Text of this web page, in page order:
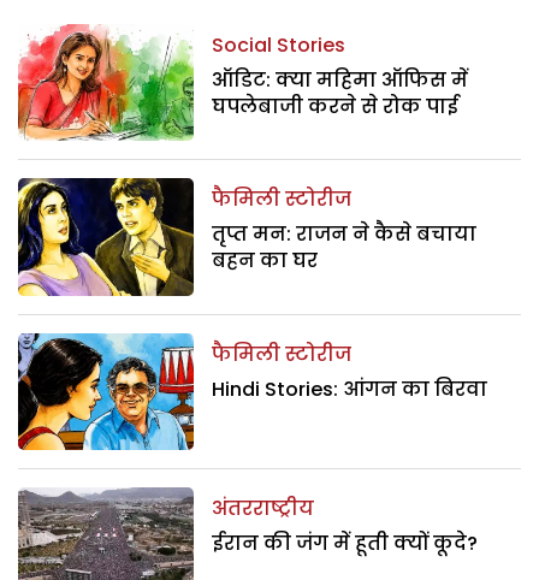
Social Stories
ऑडिट: क्या महिमा ऑफिस में
घपलेबाजी करने से रोक पाई
फैमिली स्टोरीज
तृप्त मन: राजन ने कैसे बचाया
बहन का घर
फैमिली स्टोरीज
Hindi Stories: आंगन का बिरवा
अंतरराष्ट्रीय
ईरान की जंग में हूती क्यों कूदे?